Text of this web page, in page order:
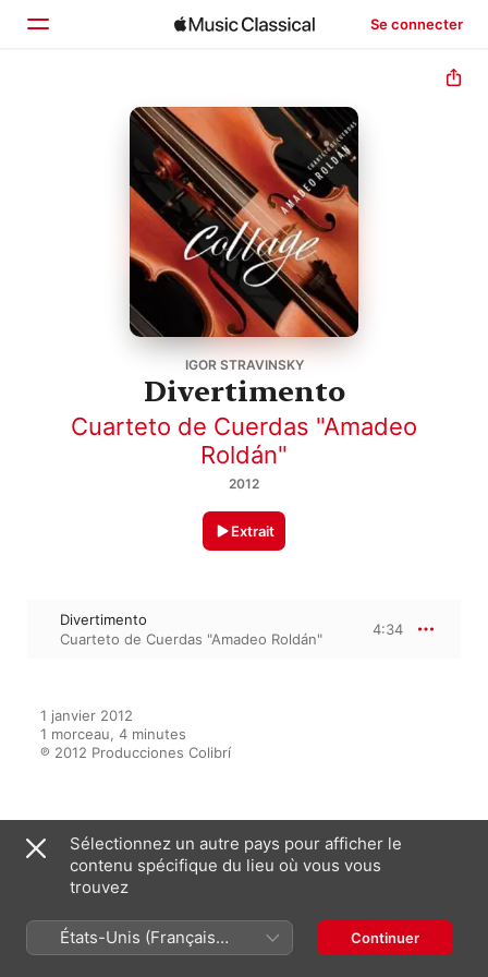
Se connecter
Accueil
Rechercher
IGOR STRAVINSKY
Divertimento
Cuarteto de Cuerdas "Amadeo
Roldán"
2012
Extrait
Divertimento
Cuarteto de Cuerdas "Amadeo Roldán"
4:34
1 janvier 2012
1 morceau, 4 minutes
℗ 2012 Producciones Colibrí
Sur l’album
Collage
Cuarteto de Cuerdas "Amadeo
Roldán"
Sélectionnez un autre pays pour afficher le
contenu spécifique du lieu où vous vous
trouvez
États-Unis (Français
France)
Continuer